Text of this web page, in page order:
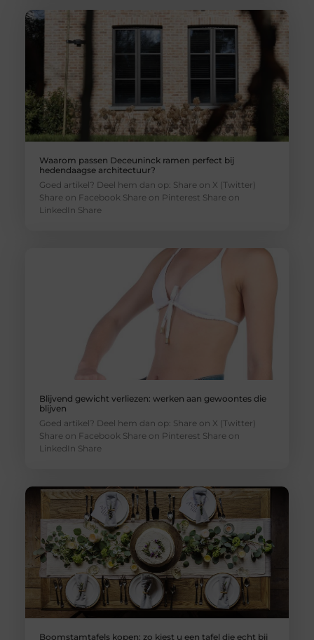
Waarom passen Deceuninck ramen perfect bij
hedendaagse architectuur?
Goed artikel? Deel hem dan op: Share on X (Twitter)
Share on Facebook Share on Pinterest Share on
LinkedIn Share
Blijvend gewicht verliezen: werken aan gewoontes die
blijven
Goed artikel? Deel hem dan op: Share on X (Twitter)
Share on Facebook Share on Pinterest Share on
LinkedIn Share
Boomstamtafels kopen: zo kiest u een tafel die echt bij